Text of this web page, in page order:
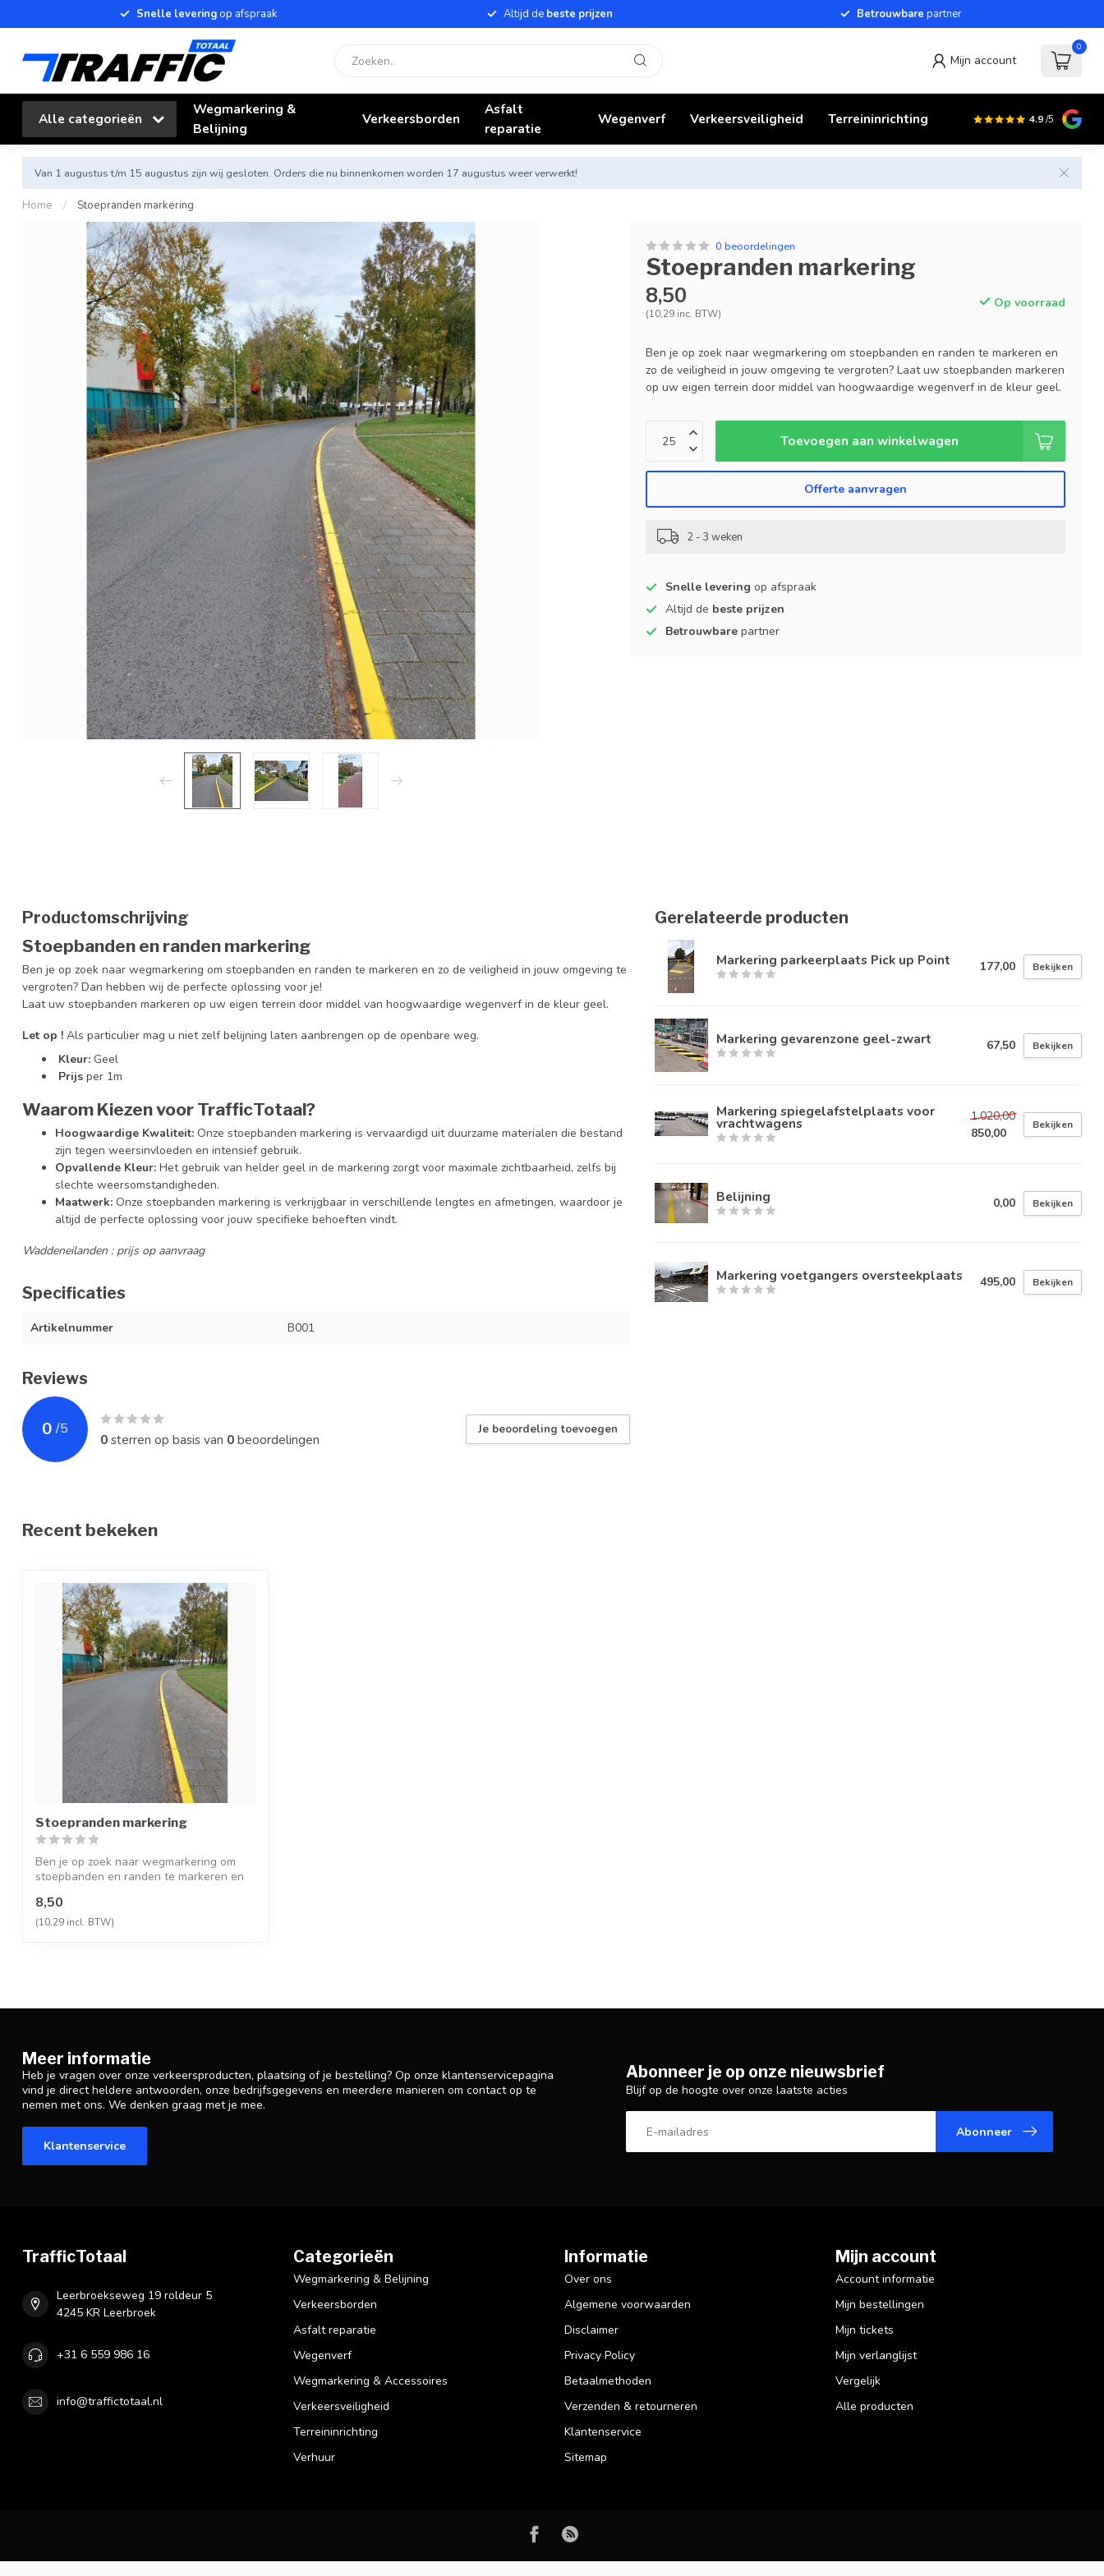
Snelle leveringop afspraak Altijd de beste prijzen Betrouwbare partner
Mijn account
0
Alle categorieën
Wegmarkering &
Belijning
Verkeersborden
Asfalt
reparatie
Wegenverf Verkeersveiligheid Terreininrichting 4.9/5
Van 1 augustus t/m 15 augustus zijn wij gesloten. Orders die nu binnenkomen worden 17 augustus weer verwerkt!
Home / Stoepranden markering
0 beoordelingen
Stoepranden markering
8,50
(10,29 inc. BTW)
Op voorraad
Ben je op zoek naar wegmarkering om stoepbanden en randen te markeren en
zo de veiligheid in jouw omgeving te vergroten? Laat uw stoepbanden markeren
op uw eigen terrein door middel van hoogwaardige wegenverf in de kleur geel.
Toevoegen aan winkelwagen
Offerte aanvragen
2 - 3 weken
Snelle levering op afspraak
Altijd de beste prijzen
Betrouwbare partner
Productomschrijving
Stoepbanden en randen markering
Ben je op zoek naar wegmarkering om stoepbanden en randen te markeren en zo de veiligheid in jouw omgeving te
vergroten? Dan hebben wij de perfecte oplossing voor je!
Laat uw stoepbanden markeren op uw eigen terrein door middel van hoogwaardige wegenverf in de kleur geel.
Let op ! Als particulier mag u niet zelf belijning laten aanbrengen op de openbare weg.
Kleur: Geel
Prijs per 1m
Waarom Kiezen voor TrafficTotaal?
Hoogwaardige Kwaliteit: Onze stoepbanden markering is vervaardigd uit duurzame materialen die bestand
zijn tegen weersinvloeden en intensief gebruik.
Opvallende Kleur: Het gebruik van helder geel in de markering zorgt voor maximale zichtbaarheid, zelfs bij
slechte weersomstandigheden.
Maatwerk: Onze stoepbanden markering is verkrijgbaar in verschillende lengtes en afmetingen, waardoor je
altijd de perfecte oplossing voor jouw specifieke behoeften vindt.
Waddeneilanden : prijs op aanvraag
Specificaties
Artikelnummer B001
Reviews
0 /5
0sterren op basis van 0beoordelingen
Je beoordeling toevoegen
Gerelateerde producten
Markering parkeerplaats Pick up Point 177,00 Bekijken
Markering gevarenzone geel-zwart 67,50 Bekijken
Markering spiegelafstelplaats voor
vrachtwagens
1.020,00
850,00
Bekijken
Belijning 0,00 Bekijken
Markering voetgangers oversteekplaats 495,00 Bekijken
Recent bekeken
Stoepranden markering
Ben je op zoek naar wegmarkering om
stoepbanden en randen te markeren en
8,50
(10,29 incl. BTW)
Meer informatie
Heb je vragen over onze verkeersproducten, plaatsing of je bestelling? Op onze klantenservicepagina
vind je direct heldere antwoorden, onze bedrijfsgegevens en meerdere manieren om contact op te
nemen met ons. We denken graag met je mee.
Klantenservice
Abonneer je op onze nieuwsbrief
Blijf op de hoogte over onze laatste acties
Abonneer
TrafficTotaal
Leerbroekseweg 19 roldeur 5
4245 KR Leerbroek
+31 6 559 986 16
info@traffictotaal.nl
Categorieën
Wegmarkering & Belijning
Verkeersborden
Asfalt reparatie
Wegenverf
Wegmarkering & Accessoires
Verkeersveiligheid
Terreininrichting
Verhuur
Informatie
Over ons
Algemene voorwaarden
Disclaimer
Privacy Policy
Betaalmethoden
Verzenden & retourneren
Klantenservice
Sitemap
Mijn account
Account informatie
Mijn bestellingen
Mijn tickets
Mijn verlanglijst
Vergelijk
Alle producten